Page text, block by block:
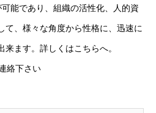
能であり、組織の活性化、人的資
て、様々な角度から性格に、迅速に
ます。詳しくはこちらへ。
絡下さい